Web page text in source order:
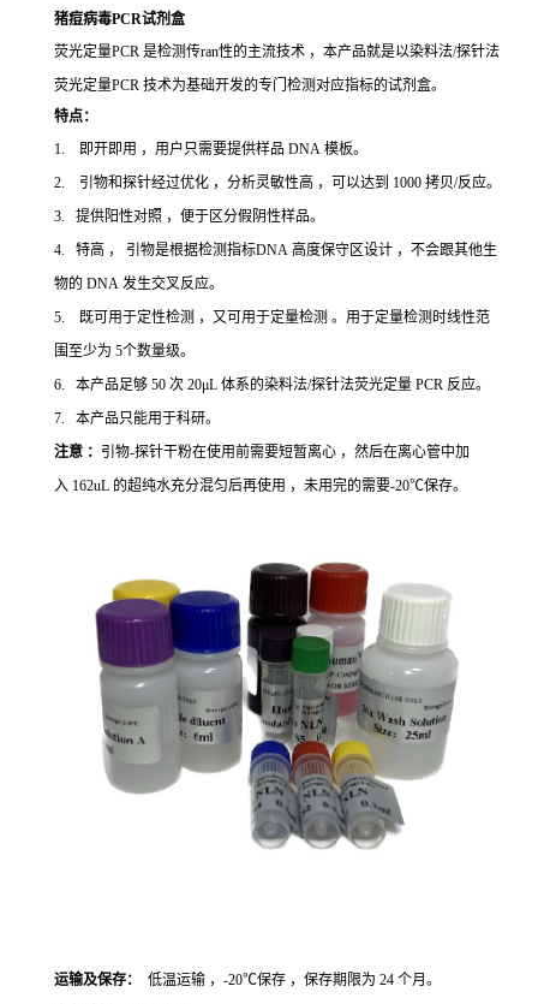
猪痘病毒PCR试剂盒
荧光定量PCR 是检测传ran性的主流技术 ，本产品就是以染料法/探针法
荧光定量PCR 技术为基础开发的专门检测对应指标的试剂盒。
特点：
1. 即开即用 ，用户只需要提供样品 DNA 模板。
2. 引物和探针经过优化 ，分析灵敏性高 ，可以达到 1000 拷贝/反应。
3. 提供阳性对照 ，便于区分假阴性样品。
4. 特高 ， 引物是根据检测指标DNA 高度保守区设计 ，不会跟其他生
物的 DNA 发生交叉反应。
5. 既可用于定性检测 ，又可用于定量检测 。用于定量检测时线性范
围至少为 5个数量级。
6. 本产品足够 50 次 20μL 体系的染料法/探针法荧光定量 PCR 反应。
7. 本产品只能用于科研。
注意 ： 引物-探针干粉在使用前需要短暂离心 ，然后在离心管中加
入 162uL 的超纯水充分混匀后再使用 ，未用完的需要-20℃保存。
运输及保存：
低温运输 ，-20℃保存 ，保存期限为 24 个月。